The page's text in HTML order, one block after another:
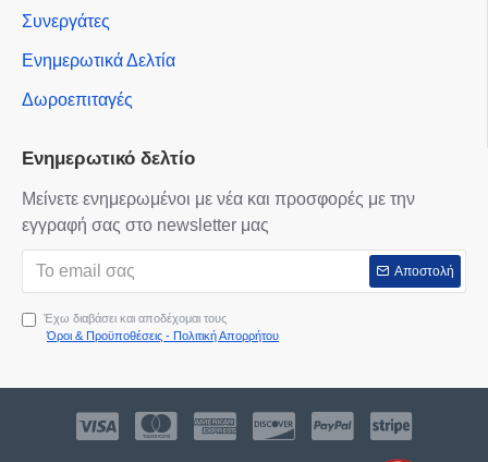
Συνεργάτες
Ενημερωτικά Δελτία
Δωροεπιταγές
Ενημερωτικό δελτίο
Μείνετε ενημερωμένοι με νέα και προσφορές με την
εγγραφή σας στο newsletter μας
Αποστολή
Έχω διαβάσει και αποδέχομαι τους
Όροι & Προϋποθέσεις - Πολιτική Απορρήτου